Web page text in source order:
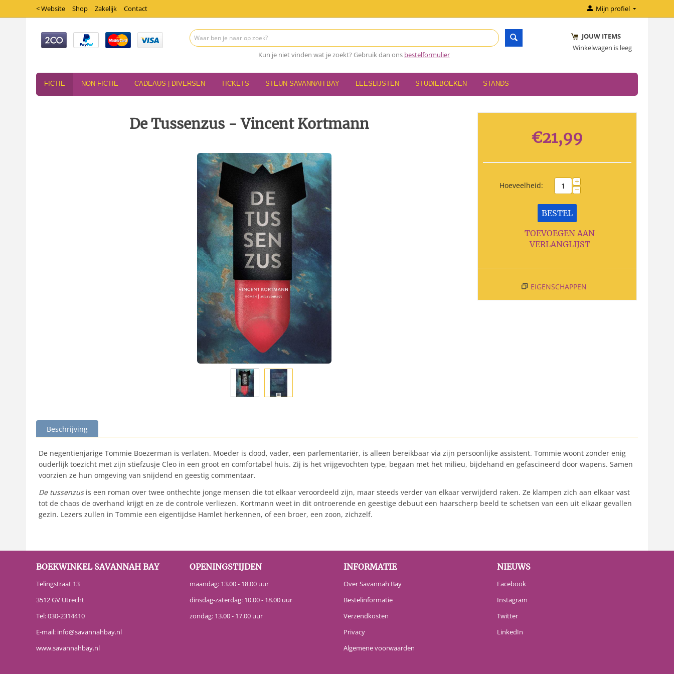
< Website Shop Zakelijk Contact Mijn profiel
Kun je niet vinden wat je zoekt? Gebruik dan ons bestelformulier
JOUW ITEMS
Winkelwagen is leeg
FICTIE NON-FICTIE CADEAUS | DIVERSEN TICKETS STEUN SAVANNAH BAY LEESLIJSTEN STUDIEBOEKEN STANDS
De Tussenzus - Vincent Kortmann
€21,99
Hoeveelheid: +
−
BESTEL
TOEVOEGEN AAN
VERLANGLIJST
EIGENSCHAPPEN
Beschrijving
De negentienjarige Tommie Boezerman is verlaten. Moeder is dood, vader, een parlementariër, is alleen bereikbaar via zijn persoonlijke assistent. Tommie woont zonder enig
ouderlijk toezicht met zijn stiefzusje Cleo in een groot en comfortabel huis. Zij is het vrijgevochten type, begaan met het milieu, bijdehand en gefascineerd door wapens. Samen
voorzien ze hun omgeving van snijdend en geestig commentaar.
De tussenzusis een roman over twee onthechte jonge mensen die tot elkaar veroordeeld zijn, maar steeds verder van elkaar verwijderd raken. Ze klampen zich aan elkaar vast
tot de chaos de overhand krijgt en ze de controle verliezen. Kortmann weet in dit ontroerende en geestige debuut een haarscherp beeld te schetsen van een uit elkaar gevallen
gezin. Lezers zullen in Tommie een eigentijdse Hamlet herkennen, of een broer, een zoon, zichzelf.
BOEKWINKEL SAVANNAH BAY
Telingstraat 13
3512 GV Utrecht
Tel:030-2314410
E-mail: info@savannahbay.nl
www.savannahbay.nl
OPENINGSTIJDEN
maandag: 13.00 - 18.00 uur
dinsdag-zaterdag: 10.00 - 18.00 uur
zondag: 13.00 - 17.00 uur
INFORMATIE
Over Savannah Bay
Bestelinformatie
Verzendkosten
Privacy
Algemene voorwaarden
NIEUWS
Facebook
Instagram
Twitter
LinkedIn